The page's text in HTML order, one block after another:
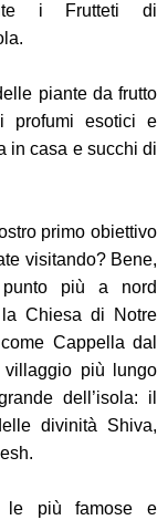
i Frutteti di
piante da frutto
profumi esotici e
in casa e succhi di
primo obiettivo
visitando? Bene,
più a nord
Chiesa di Notre
Cappella dal
più lungo
dell’isola: il
divinità Shiva,
le più famose e